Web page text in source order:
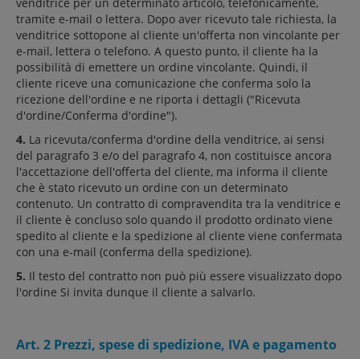
tramite e-mail o lettera. Dopo aver ricevuto tale richiesta, la
venditrice sottopone al cliente un'offerta non vincolante per
e-mail, lettera o telefono. A questo punto, il cliente ha la
possibilità di emettere un ordine vincolante. Quindi, il
cliente riceve una comunicazione che conferma solo la
ricezione dell'ordine e ne riporta i dettagli ("Ricevuta
d'ordine/Conferma d'ordine").
4. La ricevuta/conferma d'ordine della venditrice, ai sensi
del paragrafo 3 e/o del paragrafo 4, non costituisce ancora
l'accettazione dell'offerta del cliente, ma informa il cliente
che è stato ricevuto un ordine con un determinato
contenuto. Un contratto di compravendita tra la venditrice e
il cliente è concluso solo quando il prodotto ordinato viene
spedito al cliente e la spedizione al cliente viene confermata
con una e-mail (conferma della spedizione).
5. Il testo del contratto non può più essere visualizzato dopo
l'ordine Si invita dunque il cliente a salvarlo.
Art. 2 Prezzi, spese di spedizione, IVA e pagamento